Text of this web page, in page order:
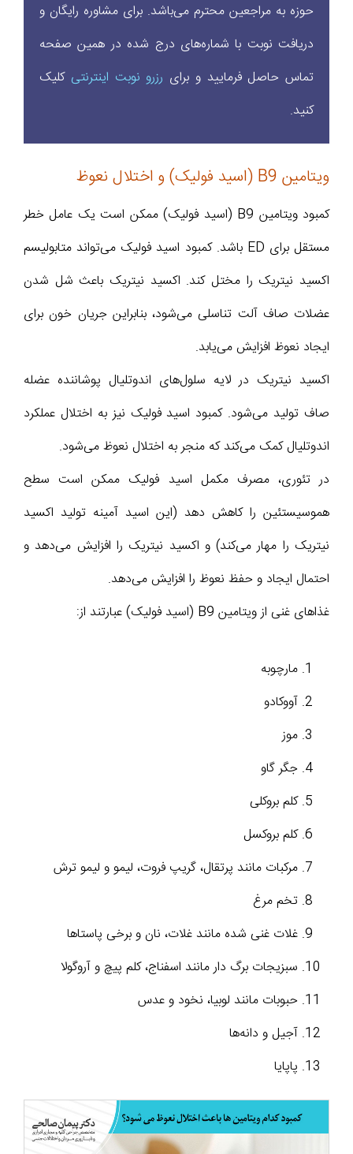
حوزه به مراجعین محترم می‌باشد. برای مشاوره رایگان و
دریافت نوبت با شماره‌های درج شده در همین صفحه
تماس حاصل فرمایید و برای رزرو نوبت اینترنتی کلیک
کنید.
ویتامین B9 (اسید فولیک) و اختلال نعوظ
کمبود ویتامین B9 (اسید فولیک) ممکن است یک عامل خطر
مستقل برای ED باشد. کمبود اسید فولیک می‌تواند متابولیسم
اکسید نیتریک را مختل کند. اکسید نیتریک باعث شل شدن
عضلات صاف آلت تناسلی می‌شود، بنابراین جریان خون برای
ایجاد نعوظ افزایش می‌یابد.
اکسید نیتریک در لایه سلول‌های اندوتلیال پوشاننده عضله
صاف تولید می‌شود. کمبود اسید فولیک نیز به اختلال عملکرد
اندوتلیال کمک می‌کند که منجر به اختلال نعوظ می‌شود.
در تئوری، مصرف مکمل اسید فولیک ممکن است سطح
هموسیستئین را کاهش دهد (این اسید آمینه تولید اکسید
نیتریک را مهار می‌کند) و اکسید نیتریک را افزایش می‌دهد و
احتمال ایجاد و حفظ نعوظ را افزایش می‌دهد.
غذاهای غنی از ویتامین B9 (اسید فولیک) عبارتند از:
مارچوبه
آووکادو
موز
جگر گاو
کلم بروکلی
کلم بروکسل
مرکبات مانند پرتقال، گریپ فروت، لیمو و لیمو ترش
تخم مرغ
غلات غنی شده مانند غلات، نان و برخی پاستاها
سبزیجات برگ دار مانند اسفناج، کلم پیچ و آروگولا
حبوبات مانند لوبیا، نخود و عدس
آجیل و دانه‌ها
پاپایا